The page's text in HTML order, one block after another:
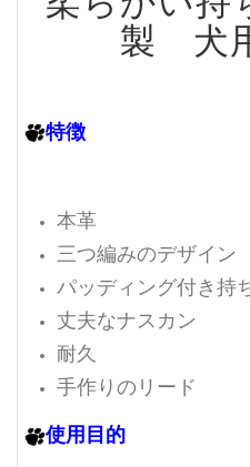
製 犬
特徴
本革
三つ編みのデザイン
パッディング付き持
丈夫なナスカン
耐久
手作りのリード
使用目的